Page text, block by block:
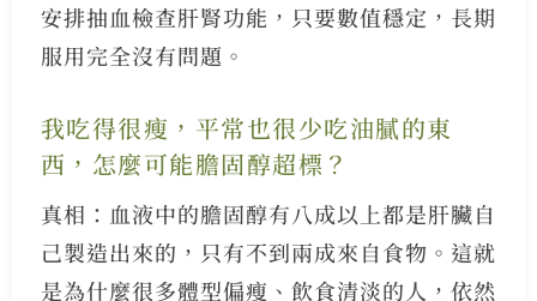
安排抽血檢查肝腎功能，只要數值穩定，長期
服用完全沒有問題。
我吃得很瘦，平常也很少吃油膩的東
西，怎麼可能膽固醇超標？
真相：血液中的膽固醇有八成以上都是肝臟自
己製造出來的，只有不到兩成來自食物。這就
是為什麼很多體型偏瘦、飲食清淡的人，依然